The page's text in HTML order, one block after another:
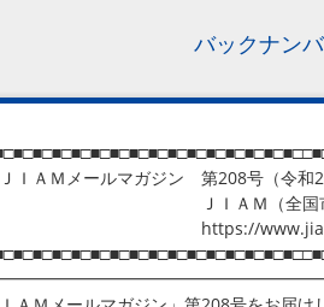
バックナン
ＡＭメールマガジン 第208号（令和2
ＩＡＭ（全国市町村国